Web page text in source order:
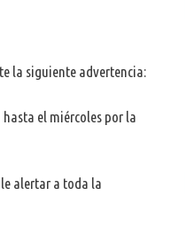
la siguiente advertencia:
el miércoles por la
alertar a toda la